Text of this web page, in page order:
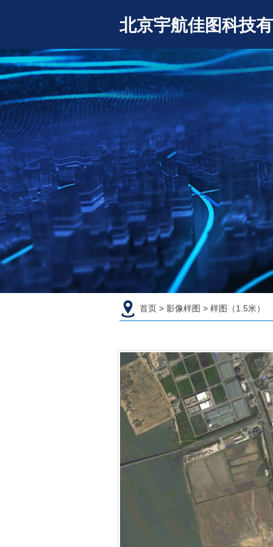
北京宇航佳图科技
首页 > 影像样图 > 样图（1.5米）